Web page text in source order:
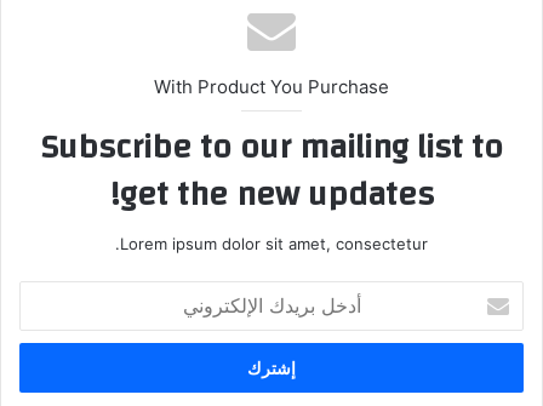
With Product You Purchase
Subscribe to our mailing list to
get the new updates!
Lorem ipsum dolor sit amet, consectetur.
بريدك
الإلكتروني